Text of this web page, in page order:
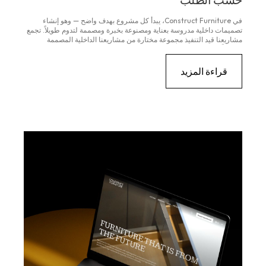
في Construct Furniture، يبدأ كل مشروع بهدف واضح — وهو إنشاء
تصميمات داخلية مدروسة بعناية ومصنوعة بخبرة ومصممة لتدوم طويلاً. تجمع
مشاريعنا قيد التنفيذ مجموعة مختارة من مشاريعنا الداخلية المصممة
قراءة المزيد